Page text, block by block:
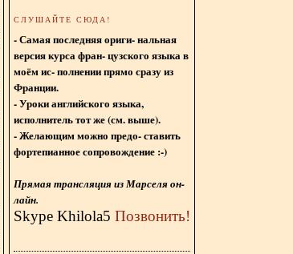
СЛУШАЙТЕ СЮДА!
- Самая последняя ориги- нальная
версия курса фран- цузского языка в
моём ис- полнении прямо сразу из
Франции.
- Уроки английского языка,
исполнитель тот же (см. выше).
- Желающим можно предо- ставить
фортепианное сопровождение :-)
Прямая трансляция из Марселя он-
лайн.
Skype Khilola5 Позвонить!